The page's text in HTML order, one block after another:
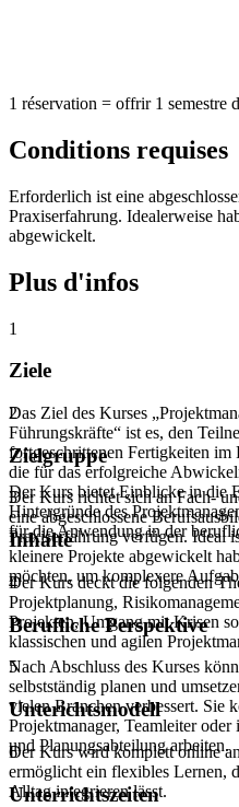
1 réservation = offrir 1 semestre
Conditions requises
Erforderlich ist eine
Praxiserfahrung. Idealerweise
abgewickelt.
Plus d'infos
1
Ziele
Das Ziel des Kurses
Führungskräfte“ ist es, den
fortgeschrittenen Fertigkeiten im
die für das erfolgreiche
Der Kurs bietet Einblicke in die
Hintergründe des
für die Anwendung in der
2
Zielgruppe
Der Kurs richtet sich an Fach-
eine abgeschlossene
Praxiserfahrung verfügen. Ideal
kleinere Projekte abgewickelt
möchten, um komplexere
3
Inhalte
Der Kurs deckt die folgenden
Projektplanung,
Projekten, Umgang mit Krisen
klassischen und agilen
4
Berufliche Perspektive
Nach Abschluss des Kurses
selbstständig planen und
vielen Branchen verbessert. Sie
Projektmanager, Teamleiter
und Planungsabteilung arbeiten.
5
Unterichtsmodell
Der Kurs wird komplett online
ermöglicht ein flexibles Lernen,
Alltag integrieren lässt.
6
Unterrichtszeiten